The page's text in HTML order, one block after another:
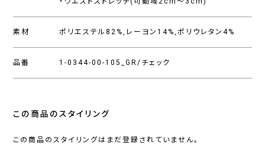
素材 ポリエステル82%,レーヨン14%,ポリウレタン4%
品番 1-0344-00-105_GR/チェック
この商品のスタイリング
この商品のスタイリングはまだ登録されていません。